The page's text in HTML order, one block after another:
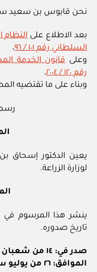
نحن قابوس بن سعيد
بعد الاطلاع علىالنظام
السلطاني رقم ١٠١ / ٩٦
،
وعلىقانون الخدمة
رقم ١٢٠ / ٢٠٠٤
،
وبناء على ما تقتضيه
يعين الدكتور إسحاق
لوزارة الزراعة.
ينشر هذا المرسوم في
تاريخ صدوره.
صدر في: ١٤ من شعبان سنة ١٤٣١هـ
الموافق: ٢٦ من يوليو سنة ٢٠١٠م